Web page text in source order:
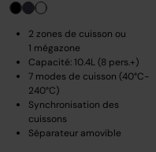
2 zones de cuisson ou
1 mégazone
Capacité: 10.4L (8 pers.+)
7 modes de cuisson (40°C-
240°C)
Synchronisation des
cuissons
Séparateur amovible